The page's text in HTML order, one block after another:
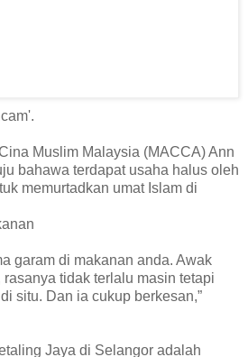
Muslim Malaysia (MACCA) Ann
bahawa terdapat usaha halus oleh
memurtadkan umat Islam di
garam di makanan anda. Awak
tidak terlalu masin tetapi
situ. Dan ia cukup berkesan,”
Jaya di Selangor adalah